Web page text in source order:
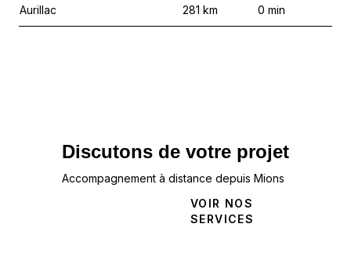
Aurillac 281 km 0 min
Discutons de votre projet
Accompagnement à distance depuis Mions
VOIR NOS
SERVICES